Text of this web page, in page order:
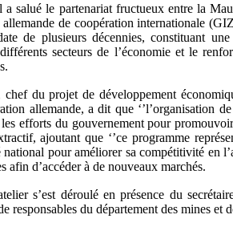
a salué le partenariat fructueux entre la
allemande de coopération internationale
de plusieurs décennies, constituant
secteurs de l’économie et le
du projet de développement
allemande, a dit que ‘’l’organisation
les efforts du gouvernement pour
ajoutant que ‘’ce programme
pour améliorer sa compétitivité en
afin d’accéder à de nouveaux marchés.
s’est déroulé en présence du
responsables du département des mines et